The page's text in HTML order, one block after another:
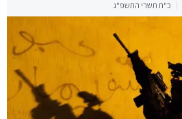
כ"ח תשרי התשפ"ג